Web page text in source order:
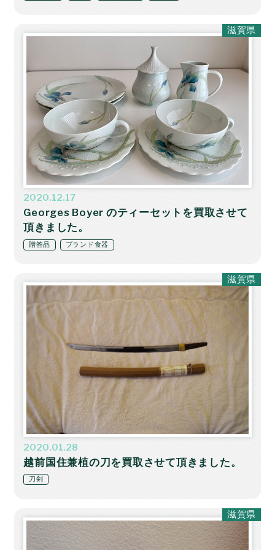
2020.12.17
Georges Boyer のティーセットを買取させて
頂きました。
贈答品 ブランド食器
滋賀県
2020.01.28
越前国住兼植の刀を買取させて頂きました。
刀剣
滋賀県
滋賀県